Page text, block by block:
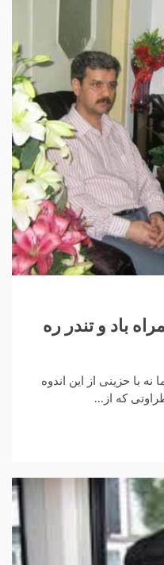
باد و تندر ره
با حزینی از این اندوه
که از...